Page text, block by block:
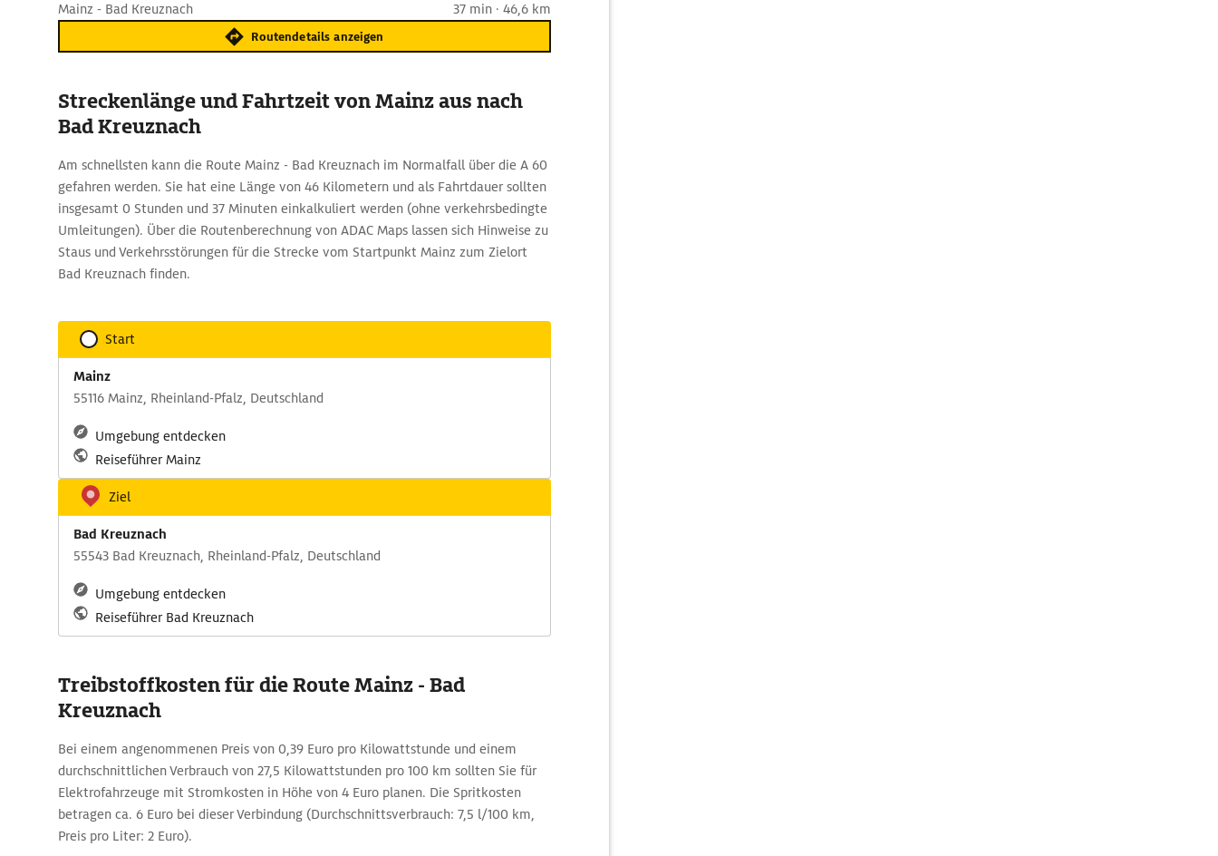
Mainz - Bad Kreuznach 37 min · 46,6 km
Routendetails anzeigen
Streckenlänge und Fahrtzeit von Mainz aus nach
Bad Kreuznach
Am schnellsten kann die Route Mainz - Bad Kreuznach im Normalfall über die A 60
gefahren werden. Sie hat eine Länge von 46 Kilometern und als Fahrtdauer sollten
insgesamt 0 Stunden und 37 Minuten einkalkuliert werden (ohne verkehrsbedingte
Umleitungen). Über die Routenberechnung von ADAC Maps lassen sich Hinweise zu
Staus und Verkehrsstörungen für die Strecke vom Startpunkt Mainz zum Zielort
Bad Kreuznach finden.
Start
Mainz
55116 Mainz, Rheinland-Pfalz, Deutschland
Umgebung entdecken
Reiseführer Mainz
Ziel
Bad Kreuznach
55543 Bad Kreuznach, Rheinland-Pfalz, Deutschland
Umgebung entdecken
Reiseführer Bad Kreuznach
Treibstoffkosten für die Route Mainz - Bad
Kreuznach
Bei einem angenommenen Preis von 0,39 Euro pro Kilowattstunde und einem
durchschnittlichen Verbrauch von 27,5 Kilowattstunden pro 100 km sollten Sie für
Elektrofahrzeuge mit Stromkosten in Höhe von 4 Euro planen. Die Spritkosten
betragen ca. 6 Euro bei dieser Verbindung (Durchschnittsverbrauch: 7,5 l/100 km,
Preis pro Liter: 2 Euro).